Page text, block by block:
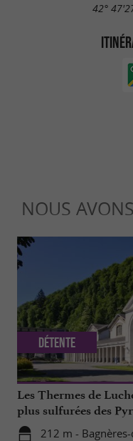
42°
NOUS
Les Thermes de
plus sulfurées des
neuve !
212 m -
Détente